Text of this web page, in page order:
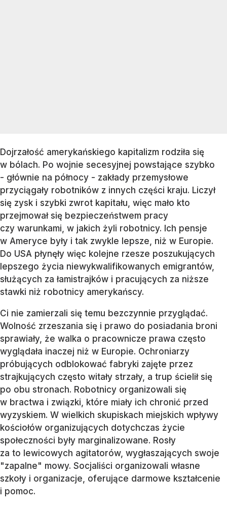
Dojrzałość amerykańskiego kapitalizm rodziła się
w bólach. Po wojnie secesyjnej powstające szybko
- głównie na północy - zakłady przemysłowe
przyciągały robotników z innych części kraju. Liczył
się zysk i szybki zwrot kapitału, więc mało kto
przejmował się bezpieczeństwem pracy
czy warunkami, w jakich żyli robotnicy. Ich pensje
w Ameryce były i tak zwykle lepsze, niż w Europie.
Do USA płynęły więc kolejne rzesze poszukujących
lepszego życia niewykwalifikowanych emigrantów,
służących za łamistrajków i pracujących za niższe
stawki niż robotnicy amerykańscy.
Ci nie zamierzali się temu bezczynnie przyglądać.
Wolność zrzeszania się i prawo do posiadania broni
sprawiały, że walka o pracownicze prawa często
wyglądała inaczej niż w Europie. Ochroniarzy
próbujących odblokować fabryki zajęte przez
strajkujących często witały strzały, a trup ścielił się
po obu stronach. Robotnicy organizowali się
w bractwa i związki, które miały ich chronić przed
wyzyskiem. W wielkich skupiskach miejskich wpływy
kościołów organizujących dotychczas życie
społeczności były marginalizowane. Rosły
za to lewicowych agitatorów, wygłaszających swoje
"zapalne" mowy. Socjaliści organizowali własne
szkoły i organizacje, oferujące darmowe kształcenie
i pomoc.